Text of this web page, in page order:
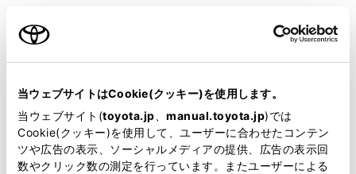
当ウェブサイトはCookie(クッキー)を使用します。
当ウェブサイト(toyota.jp manual.toyota.jp)では
Cookie(クッキー)を使用して、ユーザーに合わせたコンテン
ツや広告の表示、ソーシャルメディアの提供、広告の表示回
数やクリック数の測定を行っています。またユーザーによる
車線逸脱警報
先進ライト